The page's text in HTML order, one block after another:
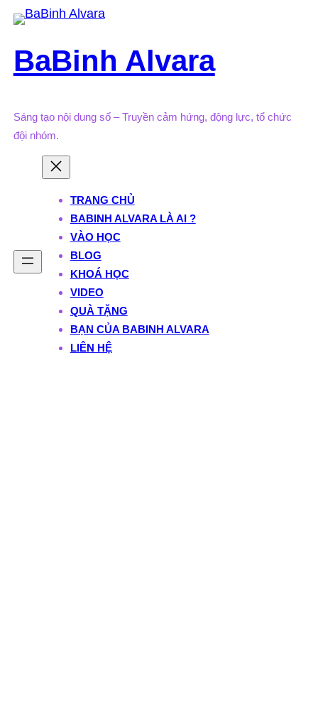
Skip
content
BaBinh Alvara
Sáng tạo nội dung số – Truyền cảm hứng, động lực, tổ chức
đội nhóm.
TRANG CHỦ
BABINH ALVARA LÀ AI ?
VÀO HỌC
BLOG
KHOÁ HỌC
VIDEO
QUÀ TẶNG
BẠN CỦA BABINH ALVARA
LIÊN HỆ